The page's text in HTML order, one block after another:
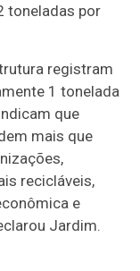
toneladas por
registram
1 tonelada
que
mais que
recicláveis,
e
Jardim.